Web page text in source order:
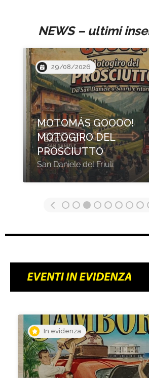
NEWS – ultimi
20/08/2026
XIV BIGBROS PARTY
2026
Cicerale
In evidenza